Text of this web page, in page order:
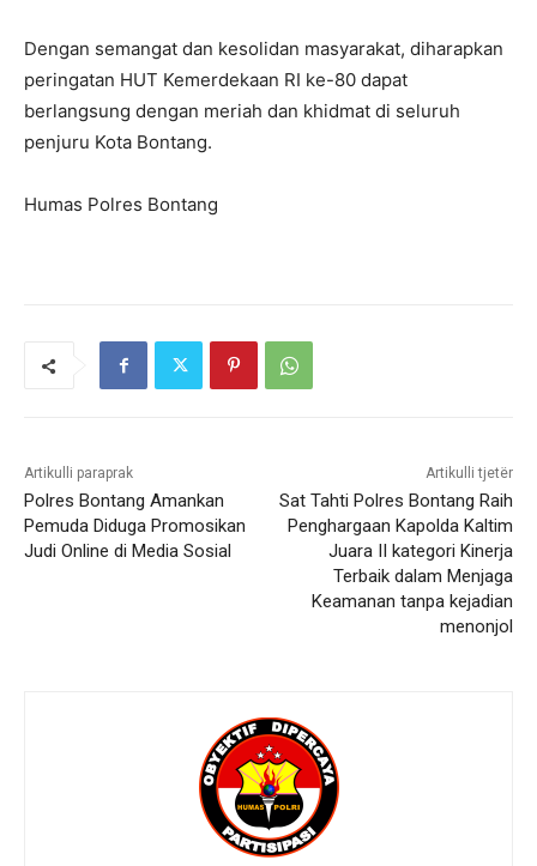
Dengan semangat dan kesolidan masyarakat, diharapkan
peringatan HUT Kemerdekaan RI ke-80 dapat
berlangsung dengan meriah dan khidmat di seluruh
penjuru Kota Bontang.
Humas Polres Bontang
Artikulli paraprak
Polres Bontang Amankan
Pemuda Diduga Promosikan
Judi Online di Media Sosial
Artikulli tjetër
Sat Tahti Polres Bontang Raih
Penghargaan Kapolda Kaltim
Juara II kategori Kinerja
Terbaik dalam Menjaga
Keamanan tanpa kejadian
menonjol